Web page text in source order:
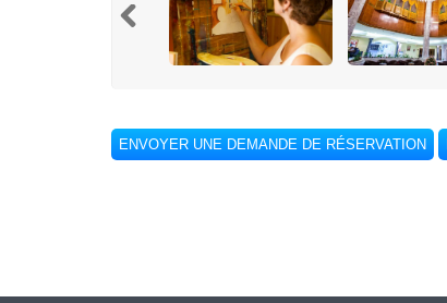
ENVOYER UNE DEMANDE DE RÉSERVATION